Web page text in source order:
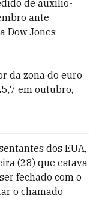
de auxílio-
ante
Dow Jones
da zona do euro
em outubro,
dos EUA,
(28) que estava
fechado com o
o chamado